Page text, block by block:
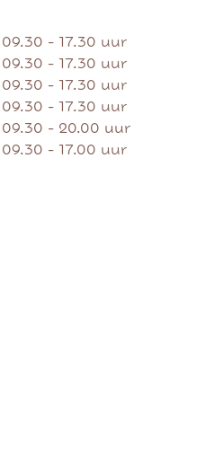
09.30 - 17.30 uur
09.30 - 17.30 uur
09.30 - 17.30 uur
09.30 - 17.30 uur
09.30 - 20.00 uur
09.30 - 17.00 uur